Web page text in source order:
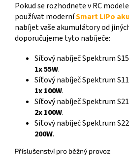
Pokud se rozhodnete v RC
používat moderníSmart LiPo
nabíjet vaše akumulátory od
doporučujeme tyto nabíječe:
Síťový nabíječ Spektrum
1x 55W.
Síťový nabíječ Spektrum
1x 100W.
Síťový nabíječ Spektrum
2x 100W.
Síťový nabíječ Spektrum
200W.
Příslušenství pro běžný provoz